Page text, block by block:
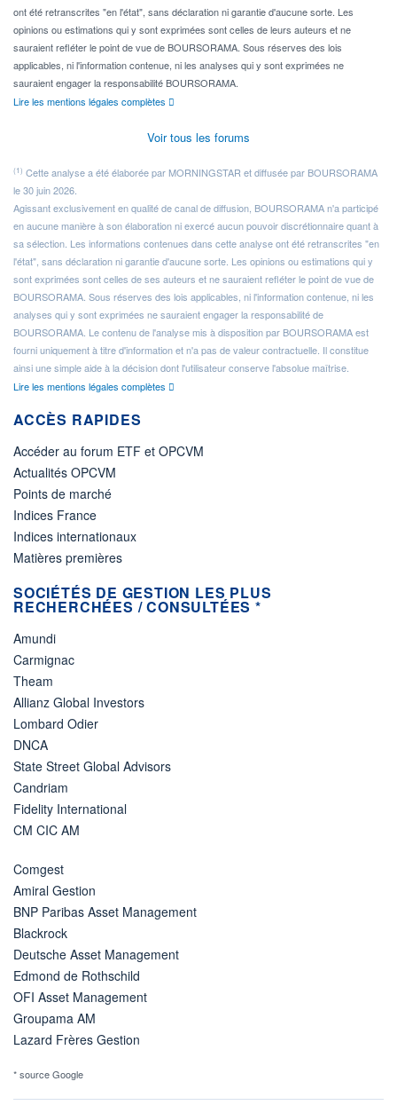
ont été retranscrites "en l'état", sans déclaration ni garantie d'aucune sorte. Les
opinions ou estimations qui y sont exprimées sont celles de leurs auteurs et ne
sauraient refléter le point de vue de BOURSORAMA. Sous réserves des lois
applicables, ni l'information contenue, ni les analyses qui y sont exprimées ne
sauraient engager la responsabilité BOURSORAMA.
Lire les mentions légales complètes
Voir tous les forums
(1) Cette analyse a été élaborée par MORNINGSTAR et diffusée par BOURSORAMA
le 30 juin 2026.
Agissant exclusivement en qualité de canal de diffusion, BOURSORAMA n'a participé
en aucune manière à son élaboration ni exercé aucun pouvoir discrétionnaire quant à
sa sélection. Les informations contenues dans cette analyse ont été retranscrites "en
l'état", sans déclaration ni garantie d'aucune sorte. Les opinions ou estimations qui y
sont exprimées sont celles de ses auteurs et ne sauraient refléter le point de vue de
BOURSORAMA. Sous réserves des lois applicables, ni l'information contenue, ni les
analyses qui y sont exprimées ne sauraient engager la responsabilité de
BOURSORAMA. Le contenu de l'analyse mis à disposition par BOURSORAMA est
fourni uniquement à titre d'information et n'a pas de valeur contractuelle. Il constitue
ainsi une simple aide à la décision dont l'utilisateur conserve l'absolue maîtrise.
Lire les mentions légales complètes
ACCÈS RAPIDES
Accéder au forum ETF et OPCVM
Actualités OPCVM
Points de marché
Indices France
Indices internationaux
Matières premières
SOCIÉTÉS DE GESTION LES PLUS
RECHERCHÉES / CONSULTÉES *
Amundi
Carmignac
Theam
Allianz Global Investors
Lombard Odier
DNCA
State Street Global Advisors
Candriam
Fidelity International
CM CIC AM
Comgest
Amiral Gestion
BNP Paribas Asset Management
Blackrock
Deutsche Asset Management
Edmond de Rothschild
OFI Asset Management
Groupama AM
Lazard Frères Gestion
* source Google